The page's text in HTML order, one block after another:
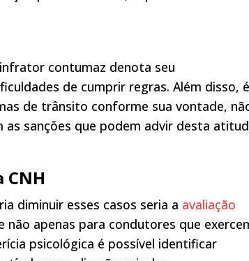
contumaz denota seu
de cumprir regras. Além disso, é
de trânsito conforme sua vontade,
sanções que podem advir desta
diminuir esses casos seria a avaliação
não apenas para condutores que
psicológica é possível identificar